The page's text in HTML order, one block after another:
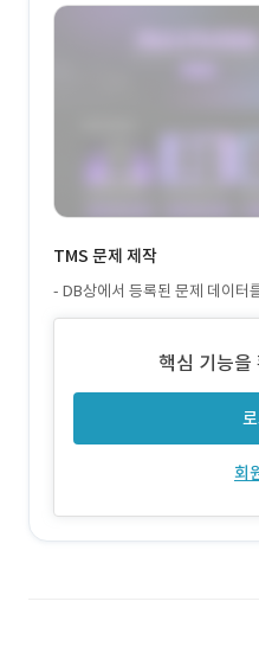
TMS 문제 제작
- DB상에서 등록된 문제 데이터
등록 시 문제 무결성 검사
핵심 기능을
회